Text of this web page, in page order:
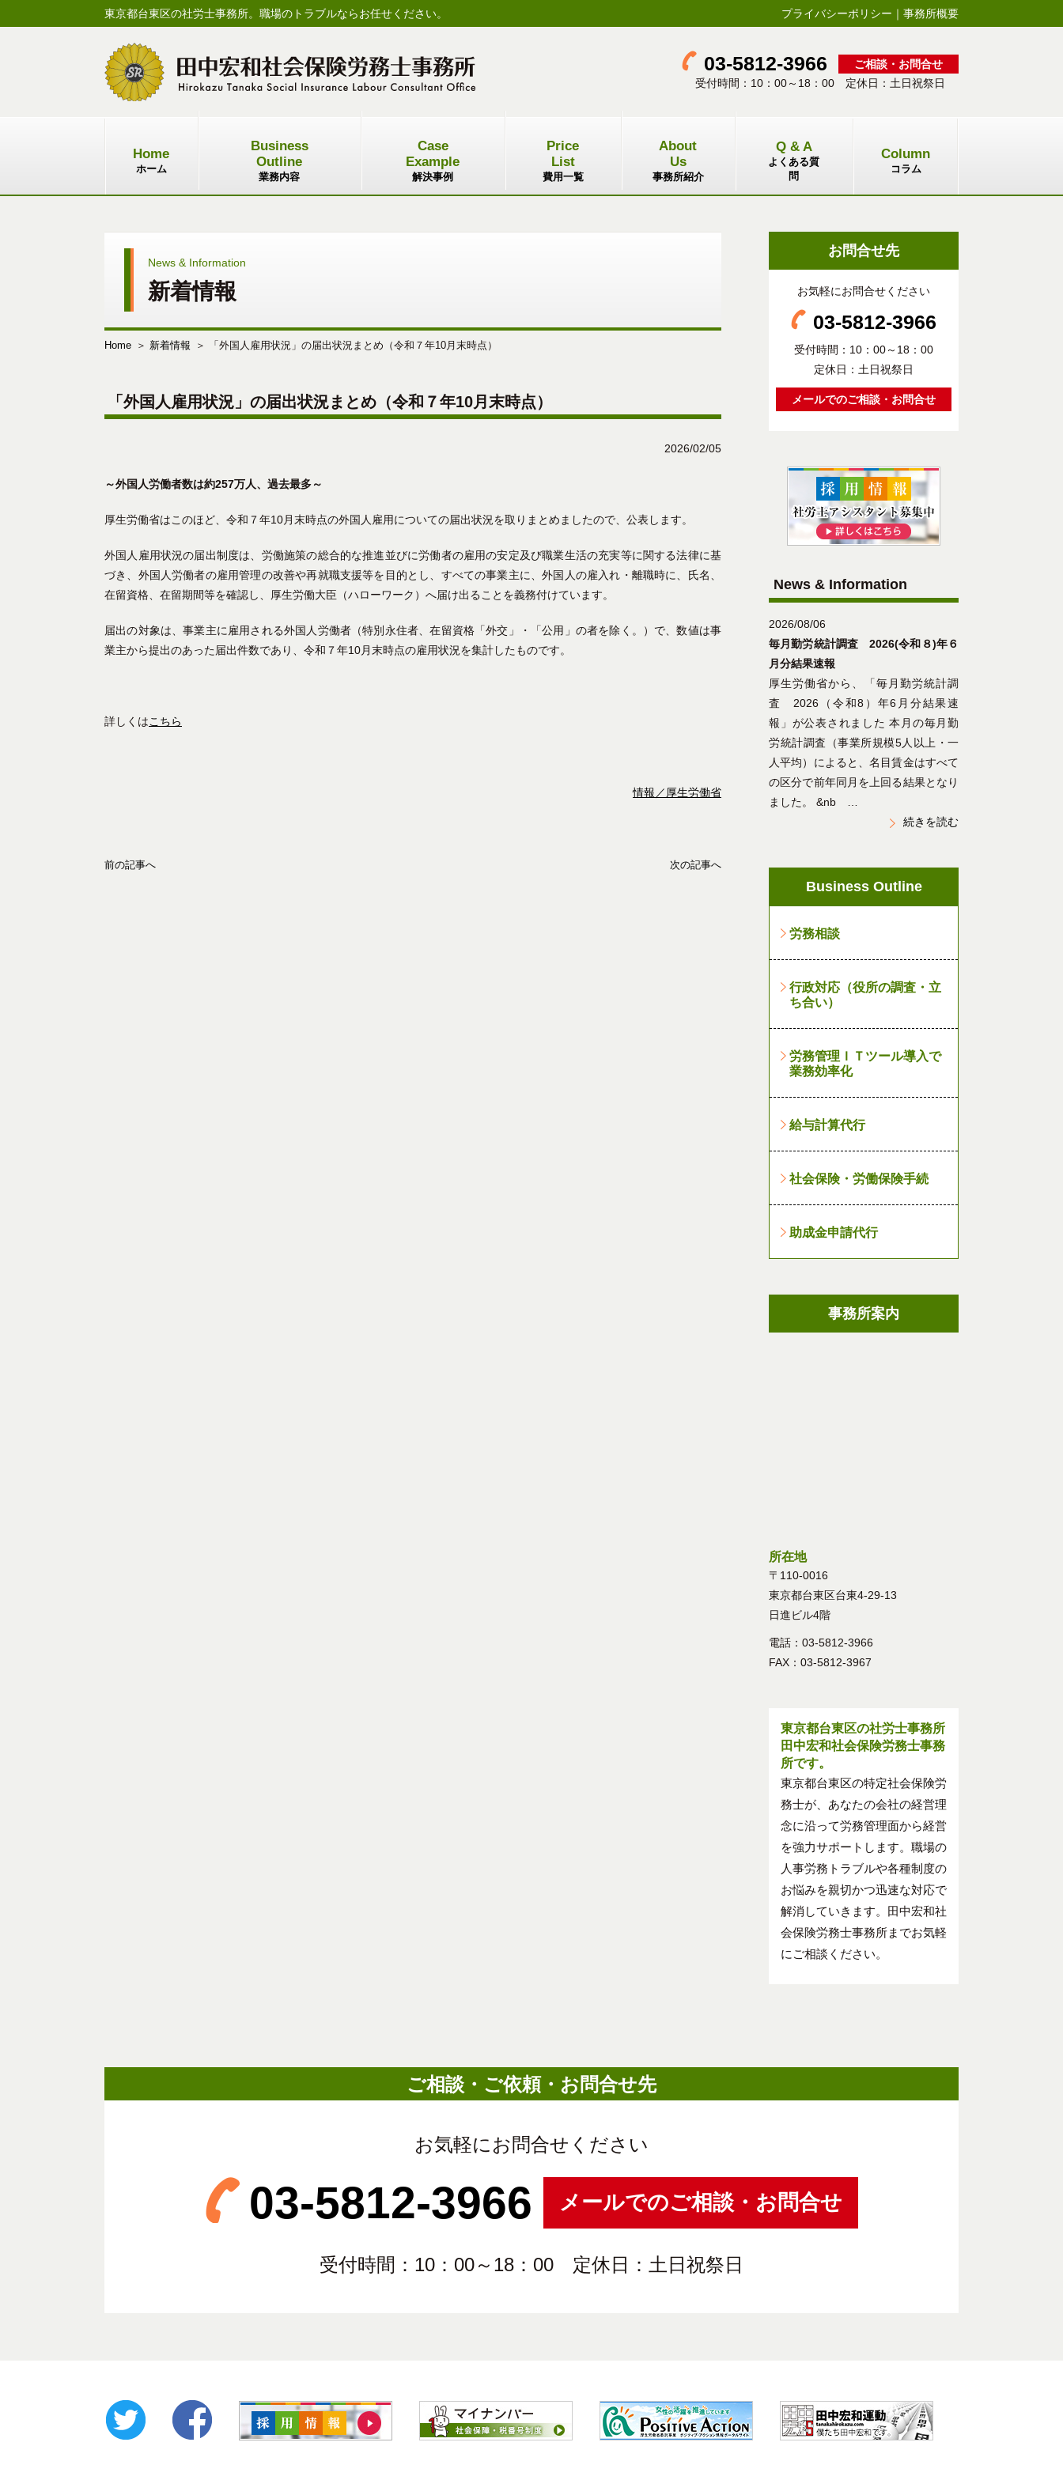
東京都台東区の社労士事務所。職場のトラブルならお任せください。 プライバシーポリシー ｜ 事務所概要
03-5812-3966
ご相談・お問合せ
受付時間：10：00～18：00 定休日：土日祝祭日
Home
ホーム
Business
Outline
業務内容
Case
Example
解決事例
Price
List
費用一覧
About
Us
事務所紹介
Q & A
よくある質
問
Column
コラム
News & Information
新着情報
Home 新着情報 「外国人雇用状況」の届出状況まとめ（令和７年10月末時点）
「外国人雇用状況」の届出状況まとめ（令和７年10月末時点）
2026/02/05
～外国人労働者数は約257万人、過去最多～
厚生労働省はこのほど、令和７年10月末時点の外国人雇用についての届出状況を取りまとめましたので、公表します。
外国人雇用状況の届出制度は、労働施策の総合的な推進並びに労働者の雇用の安定及び職業生活の充実等に関する法律に基
づき、外国人労働者の雇用管理の改善や再就職支援等を目的とし、すべての事業主に、外国人の雇入れ・離職時に、氏名、
在留資格、在留期間等を確認し、厚生労働大臣（ハローワーク）へ届け出ることを義務付けています。
届出の対象は、事業主に雇用される外国人労働者（特別永住者、在留資格「外交」・「公用」の者を除く。）で、数値は事
業主から提出のあった届出件数であり、令和７年10月末時点の雇用状況を集計したものです。
詳しくはこちら
情報／厚生労働省
前の記事へ 次の記事へ
お問合せ先
お気軽にお問合せください
03-5812-3966
受付時間：10：00～18：00
定休日：土日祝祭日
メールでのご相談・お問合せ
News & Information
2026/08/06
毎月勤労統計調査 2026(令和８)年６
月分結果速報
厚生労働省から、「毎月勤労統計調
査 2026（令和8）年6月分結果速
報」が公表されました 本月の毎月勤
労統計調査（事業所規模5人以上・一
人平均）によると、名目賃金はすべて
の区分で前年同月を上回る結果となり
ました。 &nb …
続きを読む
Business Outline
労務相談
行政対応（役所の調査・立
ち合い）
労務管理ＩＴツール導入で
業務効率化
給与計算代行
社会保険・労働保険手続
助成金申請代行
事務所案内
所在地
〒110-0016
東京都台東区台東4-29-13
日進ビル4階
電話：03-5812-3966
FAX：03-5812-3967
東京都台東区の社労士事務所
田中宏和社会保険労務士事務
所です。
東京都台東区の特定社会保険労
務士が、あなたの会社の経営理
念に沿って労務管理面から経営
を強力サポートします。職場の
人事労務トラブルや各種制度の
お悩みを親切かつ迅速な対応で
解消していきます。田中宏和社
会保険労務士事務所までお気軽
にご相談ください。
ご相談・ご依頼・お問合せ先
お気軽にお問合せください
03-5812-3966 メールでのご相談・お問合せ
受付時間：10：00～18：00 定休日：土日祝祭日